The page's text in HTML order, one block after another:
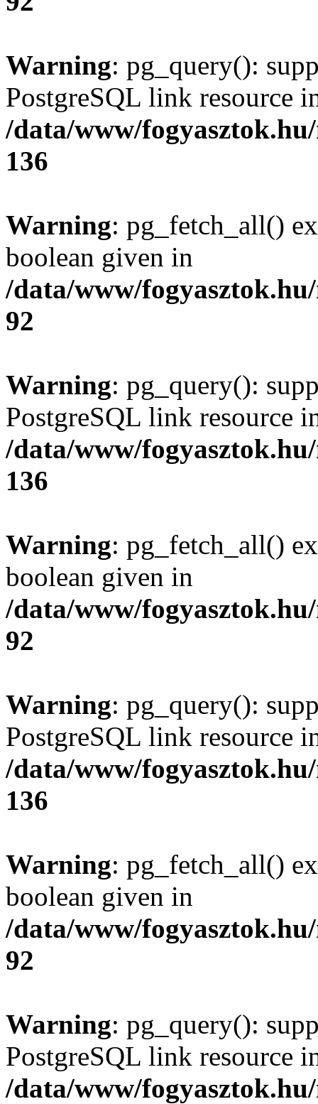
Warning: pg_query():
PostgreSQL link resource
/data/www/
136
Warning: pg_fetch_all()
boolean given in
/data/www/
92
Warning: pg_query():
PostgreSQL link resource
/data/www/
136
Warning: pg_fetch_all()
boolean given in
/data/www/
92
Warning: pg_query():
PostgreSQL link resource
/data/www/
136
Warning: pg_fetch_all()
boolean given in
/data/www/
92
Warning: pg_query():
PostgreSQL link resource
/data/www/